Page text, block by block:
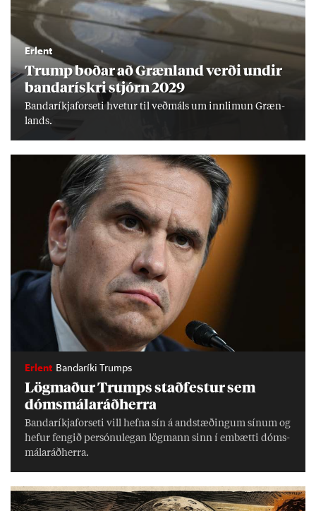
Erlent
Trump boð­ar að Græn­land verði und­ir
banda­rískri stjórn 2029
Banda­ríkja­for­seti hvet­ur til veð­máls um inn­limun Græn­
lands.
Erlent Bandaríki Trumps
Lög­mað­ur Trumps stað­fest­ur sem
dóms­mála­ráð­herra
Banda­ríkja­for­seti vill hefna sín á and­stæð­ing­um sín­um og
hef­ur feng­ið per­sónu­leg­an lög­mann sinn í embætti dóms­
mála­ráð­herra.